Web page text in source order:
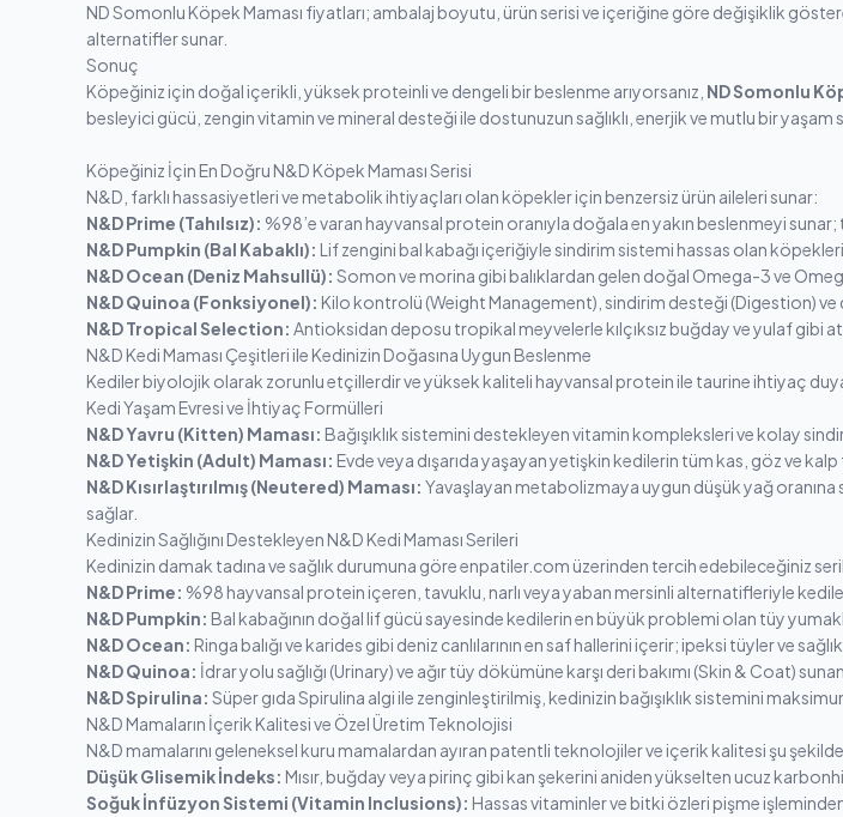
ND Somonlu Köpek Maması fiyatları; ambalaj boyutu, ürün serisi ve içeriğine göre değişiklik
alternatifler sunar.
Sonuç
Köpeğiniz için doğal içerikli, yüksek proteinli ve dengeli bir beslenme arıyorsanız, ND Somonlu
besleyici gücü, zengin vitamin ve mineral desteği ile dostunuzun sağlıklı, enerjik ve mutlu bir yaşam
Köpeğiniz İçin En Doğru N&D Köpek Maması Serisi
N&D, farklı hassasiyetleri ve metabolik ihtiyaçları olan köpekler için benzersiz ürün aileleri sunar:
N&D Prime (Tahılsız): %98’e varan hayvansal protein oranıyla doğala en yakın beslenmeyi
N&D Pumpkin (Bal Kabaklı): Lif zengini bal kabağı içeriğiyle sindirim sistemi hassas olan
N&D Ocean (Deniz Mahsullü): Somon ve morina gibi balıklardan gelen doğal Omega-3 ve
N&D Quinoa (Fonksiyonel): Kilo kontrolü (Weight Management), sindirim desteği (Digestion)
N&D Tropical Selection: Antioksidan deposu tropikal meyvelerle kılçıksız buğday ve yulaf gibi
N&D Kedi Maması Çeşitleri ile Kedinizin Doğasına Uygun Beslenme
Kediler biyolojik olarak zorunlu etçillerdir ve yüksek kaliteli hayvansal protein ile taurine ihtiyaç
Kedi Yaşam Evresi ve İhtiyaç Formülleri
N&D Yavru (Kitten) Maması: Bağışıklık sistemini destekleyen vitamin kompleksleri ve kolay
N&D Yetişkin (Adult) Maması: Evde veya dışarıda yaşayan yetişkin kedilerin tüm kas, göz ve
N&D Kısırlaştırılmış (Neutered) Maması: Yavaşlayan metabolizmaya uygun düşük yağ
sağlar.
Kedinizin Sağlığını Destekleyen N&D Kedi Maması Serileri
Kedinizin damak tadına ve sağlık durumuna göre enpatiler.com üzerinden tercih edebileceğiniz
N&D Prime: %98 hayvansal protein içeren, tavuklu, narlı veya yaban mersinli alternatifleriyle
N&D Pumpkin: Bal kabağının doğal lif gücü sayesinde kedilerin en büyük problemi olan tüy
N&D Ocean: Ringa balığı ve karides gibi deniz canlılarının en saf hallerini içerir; ipeksi tüyler ve
N&D Quinoa: İdrar yolu sağlığı (Urinary) ve ağır tüy dökümüne karşı deri bakımı (Skin & Coat)
N&D Spirulina: Süper gıda Spirulina algi ile zenginleştirilmiş, kedinizin bağışıklık sistemini
N&D Mamaların İçerik Kalitesi ve Özel Üretim Teknolojisi
N&D mamalarını geleneksel kuru mamalardan ayıran patentli teknolojiler ve içerik kalitesi şu
Düşük Glisemik İndeks: Mısır, buğday veya pirinç gibi kan şekerini aniden yükselten ucuz
Soğuk İnfüzyon Sistemi (Vitamin Inclusions): Hassas vitaminler ve bitki özleri pişme